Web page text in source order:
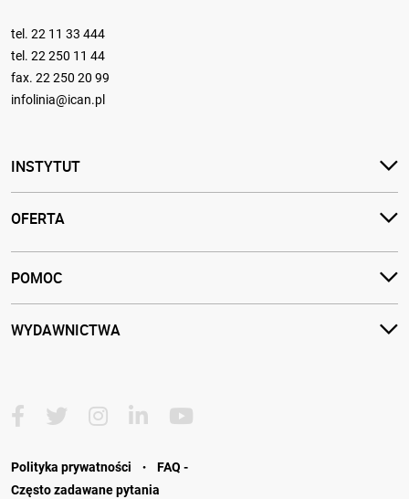
tel. 22 11 33 444
tel. 22 250 11 44
fax. 22 250 20 99
infolinia@ican.pl
INSTYTUT
OFERTA
POMOC
WYDAWNICTWA
Polityka prywatności ·
FAQ -
Często zadawane pytania